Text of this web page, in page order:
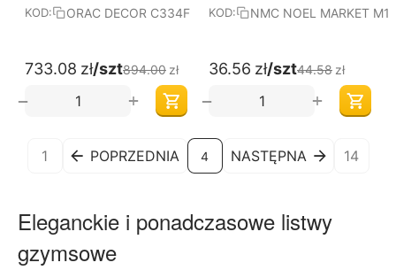
Eleganckie i ponadczasowe listwy
gzymsowe
KOD: ORAC DECOR C334F
733.08 zł/szt894.00 zł
+
−
KOD: NMC NOEL MARKET M1
36.56 zł/szt44.58 zł
+
−
1 POPRZEDNIA 4 NASTĘPNA 14